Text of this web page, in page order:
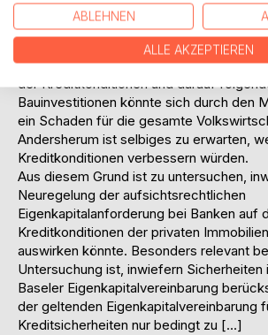
Kreditvolumen für den Wohnungsbau
hatten. Dieser hohe Stellenwert der
Immobilienfinanzierung macht die
so bedeutend, denn bei angenommener
der Kreditkonditionen und darauf
Bauinvestitionen könnte sich durch den
ein Schaden für die gesamte
Andersherum ist selbiges zu erwarten,
Kreditkonditionen verbessern würden.
Aus diesem Grund ist zu untersuchen,
Neuregelung der aufsichtsrechtlichen
Eigenkapitalanforderung bei Banken auf
Kreditkonditionen der privaten
auswirken könnte. Besonders relevant
Untersuchung ist, inwiefern Sicherheiten
Baseler Eigenkapitalvereinbarung
der geltenden Eigenkapitalvereinbarung
Kreditsicherheiten nur bedingt zu […]
ABLEHNEN
ALLE AKZEPTIEREN